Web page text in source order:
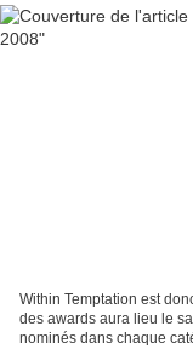
Within Temptation est
des awards aura lieu le
nominés dans chaque